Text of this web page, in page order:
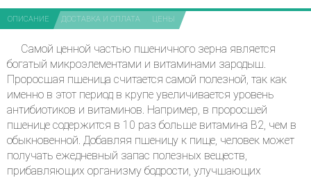
ОПИСАНИЕ ДОСТАВКА И ОПЛАТА ЦЕНЫ
Самой ценной частью пшеничного зерна является
богатый микроэлементами и витаминами зародыш.
Проросшая пшеница считается самой полезной, так как
именно в этот период в крупе увеличивается уровень
антибиотиков и витаминов. Например, в проросшей
пшенице содержится в 10 раз больше витамина В2, чем в
обыкновенной. Добавляя пшеницу к пище, человек может
получать ежедневный запас полезных веществ,
прибавляющих организму бодрости, улучшающих